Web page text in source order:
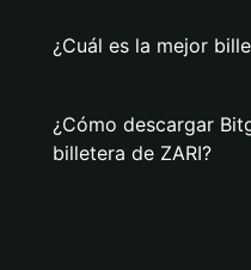
¿Cuál es la mejor
¿Cómo descargar
billetera de ZARI?